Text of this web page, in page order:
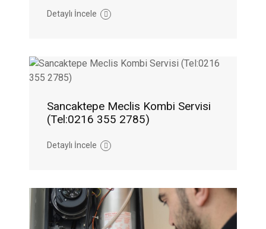
Detaylı İncele
Sancaktepe Meclis Kombi Servisi
(Tel:0216 355 2785)
Detaylı İncele